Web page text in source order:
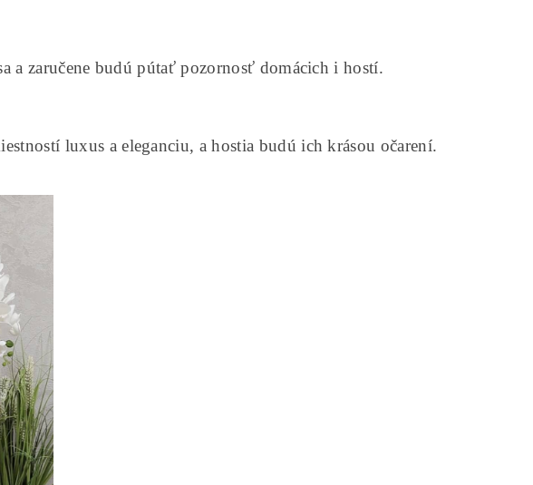
zaručene budú pútať pozornosť domácich i hostí.
luxus a eleganciu, a hostia budú ich krásou očarení.